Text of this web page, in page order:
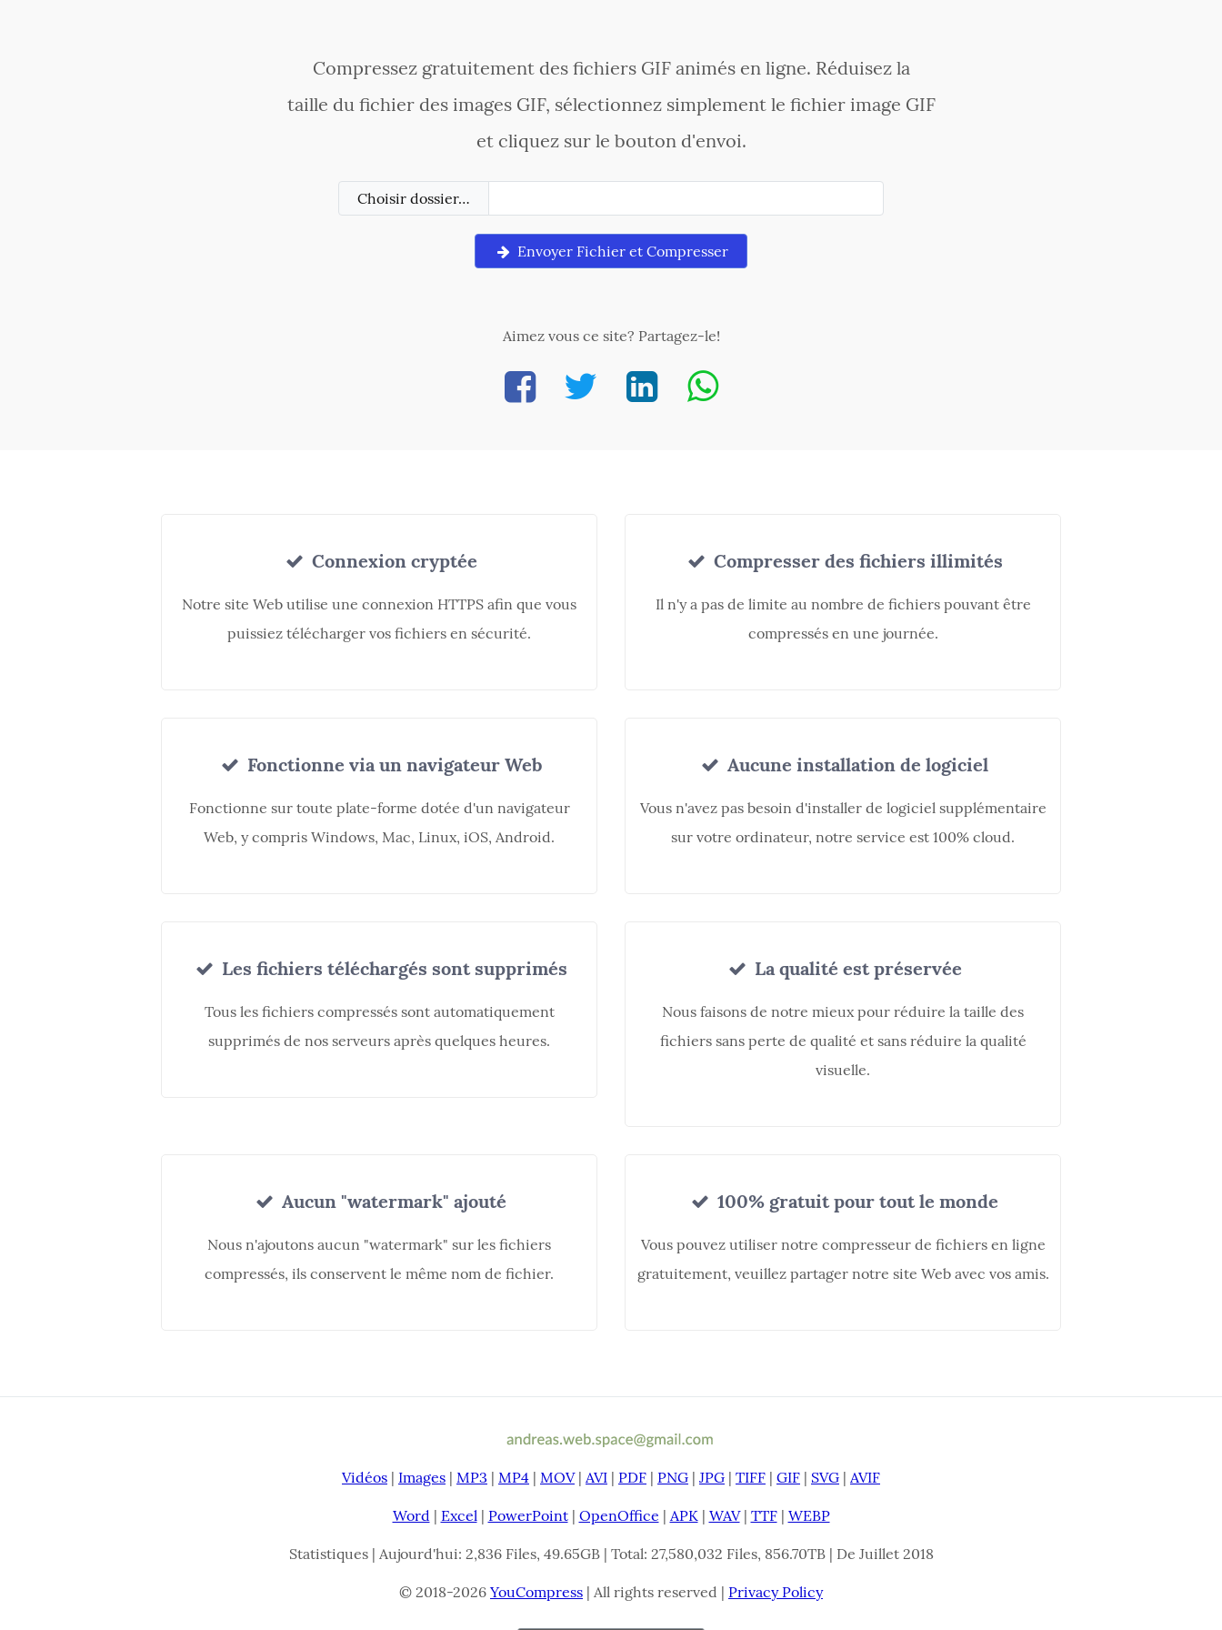
Compressez gratuitement des fichiers GIF animés en ligne. Réduisez la
taille du fichier des images GIF, sélectionnez simplement le fichier image GIF
et cliquez sur le bouton d'envoi.
Choisir dossier…
Envoyer Fichier et Compresser
Aimez vous ce site? Partagez-le!
Connexion cryptée
Notre site Web utilise une connexion HTTPS afin que vous
puissiez télécharger vos fichiers en sécurité.
Compresser des fichiers illimités
Il n'y a pas de limite au nombre de fichiers pouvant être
compressés en une journée.
Fonctionne via un navigateur Web
Fonctionne sur toute plate-forme dotée d'un navigateur
Web, y compris Windows, Mac, Linux, iOS, Android.
Aucune installation de logiciel
Vous n'avez pas besoin d'installer de logiciel supplémentaire
sur votre ordinateur, notre service est 100% cloud.
Les fichiers téléchargés sont supprimés
Tous les fichiers compressés sont automatiquement
supprimés de nos serveurs après quelques heures.
La qualité est préservée
Nous faisons de notre mieux pour réduire la taille des
fichiers sans perte de qualité et sans réduire la qualité
visuelle.
Aucun "watermark" ajouté
Nous n'ajoutons aucun "watermark" sur les fichiers
compressés, ils conservent le même nom de fichier.
100% gratuit pour tout le monde
Vous pouvez utiliser notre compresseur de fichiers en ligne
gratuitement, veuillez partager notre site Web avec vos amis.
Vidéos | Images | MP3 | MP4 | MOV| AVI | PDF | PNG | JPG | TIFF | GIF | SVG | AVIF
Word | Excel| PowerPoint| OpenOffice | APK| WAV| TTF| WEBP
Statistiques | Aujourd'hui: 2,836 Files, 49.65GB | Total: 27,580,032 Files, 856.70TB | De Juillet 2018
© 2018-2026 YouCompress | All rights reserved | Privacy Policy